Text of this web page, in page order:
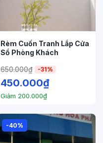
Rèm Cuốn Tranh Lắp Cửa
Sổ Phòng Khách
650.000₫ -31%
450.000₫
Giảm 200.000₫
-40%